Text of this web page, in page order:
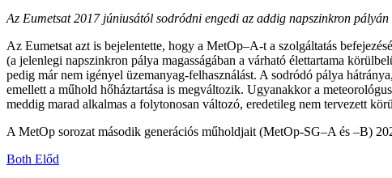
Az Eumetsat 2017 júniusától sodródni engedi az addig napszinkron
Az Eumetsat azt is bejelentette, hogy a MetOp–A-t a szolgáltatás
(a jelenlegi napszinkron pálya magasságában a várható élettartama
pedig már nem igényel üzemanyag-felhasználást. A sodródó pálya
emellett a műhold hőháztartása is megváltozik. Ugyanakkor a
meddig marad alkalmas a folytonosan változó, eredetileg nem tervezett
A MetOp sorozat második generációs műholdjait (MetOp-SG–A és –B)
Both Előd